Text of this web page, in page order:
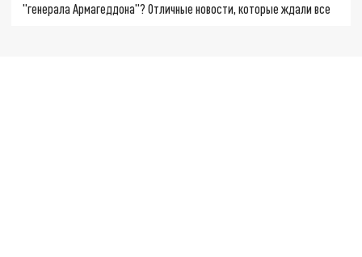
"генерала Армагеддона"? Отличные новости, которые ждали все